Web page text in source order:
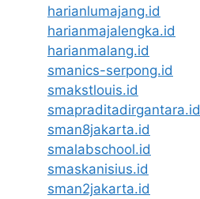
harianlumajang.id
harianmajalengka.id
harianmalang.id
smanics-serpong.id
smakstlouis.id
smapraditadirgantara.id
sman8jakarta.id
smalabschool.id
smaskanisius.id
sman2jakarta.id